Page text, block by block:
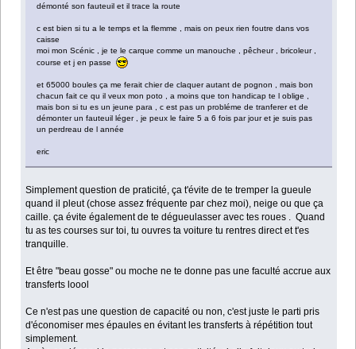
démonté son fauteuil et il trace la route
c est bien si tu a le temps et la flemme , mais on peux rien foutre dans vos
caisse
moi mon Scénic , je te le carque comme un manouche , pêcheur , bricoleur ,
course et j en passe
et 65000 boules ça me ferait chier de claquer autant de pognon , mais bon
chacun fait ce qu il veux mon poto , a moins que ton handicap te l oblige ,
mais bon si tu es un jeune para , c est pas un probléme de tranferer et de
démonter un fauteuil léger , je peux le faire 5 a 6 fois par jour et je suis pas
un perdreau de l année
eric
Simplement question de praticité, ça t'évite de te tremper la gueule
quand il pleut (chose assez fréquente par chez moi), neige ou que ça
caille. ça évite également de te dégueulasser avec tes roues . Quand
tu as tes courses sur toi, tu ouvres ta voiture tu rentres direct et t'es
tranquille.
Et être "beau gosse" ou moche ne te donne pas une faculté accrue aux
transferts loool
Ce n'est pas une question de capacité ou non, c'est juste le parti pris
d'économiser mes épaules en évitant les transferts à répétition tout
simplement.